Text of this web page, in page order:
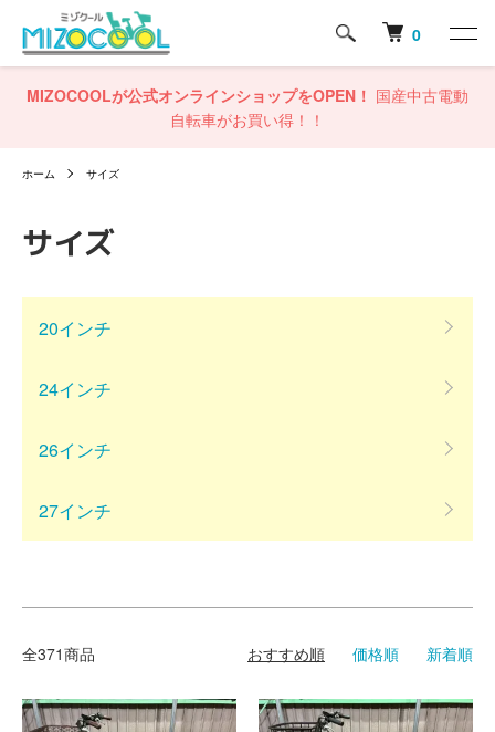
0
MIZOCOOLが公式オンラインショップをOPEN！ 国産中古電動
自転車がお買い得！！
ホーム サイズ
サイズ
20インチ
24インチ
26インチ
27インチ
全371商品 おすすめ順 価格順 新着順